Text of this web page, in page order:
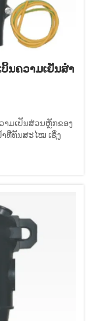
ນຄວາມເຢັນສຳ
າມເປັນສ່ວນຫຼັກຂອງ
ທີ່ທັນສະໄໝ ເຊິ່ງ
ຊຳນານເພື່ອຮັບມືກັບ
ໃນຂະນະທີ່ຮັກສາ
ລືອກເອົາອຸປະກອນ